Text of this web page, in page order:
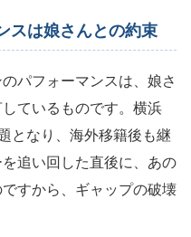
スは娘さんとの約束
パフォーマンスは、娘さ
ているものです。横浜
となり、海外移籍後も継
追い回した直後に、あの
すから、ギャップの破壊